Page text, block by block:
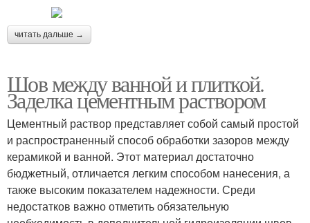
читать дальше →
Шов между ванной и плиткой.
Заделка цементным раствором
Цементный раствор представляет собой самый простой
и распространенный способ обработки зазоров между
керамикой и ванной. Этот материал достаточно
бюджетный, отличается легким способом нанесения, а
также высоким показателем надежности. Среди
недостатков важно отметить обязательную